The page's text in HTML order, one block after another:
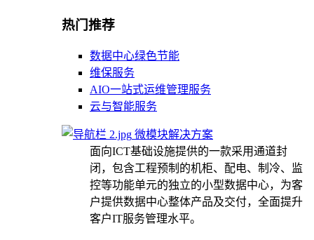
热门推荐
数据中心绿色节能
维保服务
AIO一站式运维管理服务
云与智能服务
微模块解决方案
面向ICT基础设施提供的一款采用通道封
闭，包含工程预制的机柜、配电、制冷、监
控等功能单元的独立的小型数据中心，为客
户提供数据中心整体产品及交付，全面提升
客户IT服务管理水平。